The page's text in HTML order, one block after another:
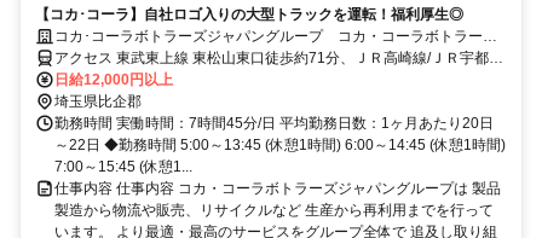
【コカ･コーラ】自社ロゴ入りの大型トラックを運転！福利厚生◎
コカ･コーラボトラーズジャパングループ コカ・コーラボトラーズ
ジャパン株式会社【75220】
アクセス 東武東上線 東松山東口徒歩約71分、ＪＲ高崎線/ＪＲ宇都宮
線〔東北本線〕・ＪＲ上野東京ライン 鴻巣西口徒歩約72分、ＪＲ高
崎線/ＪＲ宇都宮線〔東北本線〕・ＪＲ上野東京ライン 北鴻巣西口徒
歩約89分
日給12,000円以上
埼玉県比企郡
勤務時間 実働時間：7時間45分/日 平均勤務日数：1ヶ月あたり20日
～22日 ◆勤務時間 5:00～13:45 (休憩1時間) 6:00～14:45 (休憩1時間)
7:00～15:45 (休憩1...
仕事内容 仕事内容 コカ・コーラボトラーズジャパングループは 製品
製造から物流や販売、リサイクルなど 生産から再利用までを行って
います。 より最適・最高のサービスをグループ全体で 追及し取り組